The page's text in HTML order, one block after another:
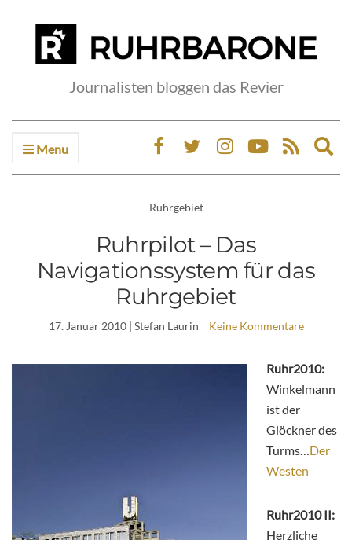
Journalisten bloggen das Revier
Menu
Ruhrgebiet
Ruhrpilot – Das
Navigationssystem für das
Ruhrgebiet
17. Januar 2010| Stefan Laurin Keine Kommentare
Ruhr2010:
Winkelmann
ist der
Glöckner des
Turms…Der
Westen
Ruhr2010 II:
Herzliche